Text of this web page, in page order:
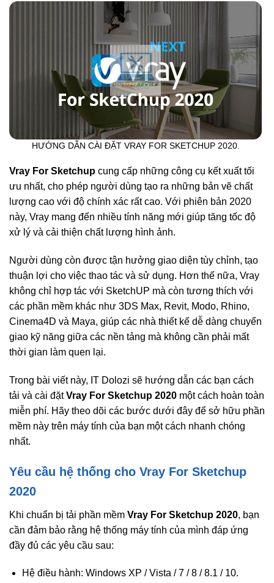
HƯỚNG DẪN CÀI ĐẶT VRAY FOR SKETCHUP 2020.
Vray For Sketchup cung cấp những công cụ kết xuất tối
ưu nhất, cho phép người dùng tạo ra những bản vẽ chất
lượng cao với độ chính xác rất cao. Với phiên bản 2020
này, Vray mang đến nhiều tính năng mới giúp tăng tốc độ
xử lý và cải thiện chất lượng hình ảnh.
Người dùng còn được tận hưởng giao diện tùy chỉnh, tạo
thuận lợi cho việc thao tác và sử dụng. Hơn thế nữa, Vray
không chỉ hợp tác với SketchUP mà còn tương thích với
các phần mềm khác như 3DS Max, Revit, Modo, Rhino,
Cinema4D và Maya, giúp các nhà thiết kế dễ dàng chuyển
giao kỹ năng giữa các nền tảng mà không cần phải mất
thời gian làm quen lại.
Trong bài viết này, IT Dolozi sẽ hướng dẫn các bạn cách
tải và cài đặtVray For Sketchup 2020 một cách hoàn toàn
miễn phí. Hãy theo dõi các bước dưới đây để sở hữu phần
mềm này trên máy tính của bạn một cách nhanh chóng
nhất.
Yêu cầu hệ thống cho Vray For Sketchup
2020
Khi chuẩn bị tải phần mềm Vray For Sketchup 2020, bạn
cần đảm bảo rằng hệ thống máy tính của mình đáp ứng
đầy đủ các yêu cầu sau:
Hệ điều hành: Windows XP / Vista / 7 / 8 / 8.1 / 10.